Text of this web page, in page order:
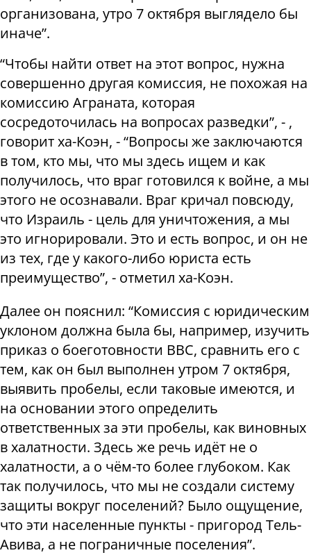
организована, утро 7 октября выглядело бы
иначе”.
“Чтобы найти ответ на этот вопрос, нужна
совершенно другая комиссия, не похожая на
комиссию Аграната, которая
сосредоточилась на вопросах разведки”, - ,
говорит ха-Коэн, - “Вопросы же заключаются
в том, кто мы, что мы здесь ищем и как
получилось, что враг готовился к войне, а мы
этого не осознавали. Враг кричал повсюду,
что Израиль - цель для уничтожения, а мы
это игнорировали. Это и есть вопрос, и он не
из тех, где у какого-либо юриста есть
преимущество”, - отметил ха-Коэн.
Далее он пояснил: “Комиссия с юридическим
уклоном должна была бы, например, изучить
приказ о боеготовности ВВС, сравнить его с
тем, как он был выполнен утром 7 октября,
выявить пробелы, если таковые имеются, и
на основании этого определить
ответственных за эти пробелы, как виновных
в халатности. Здесь же речь идёт не о
халатности, а о чём-то более глубоком. Как
так получилось, что мы не создали систему
защиты вокруг поселений? Было ощущение,
что эти населенные пункты - пригород Тель-
Авива, а не пограничные поселения”.